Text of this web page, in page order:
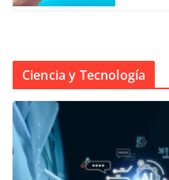
Ciencia y Tecnología